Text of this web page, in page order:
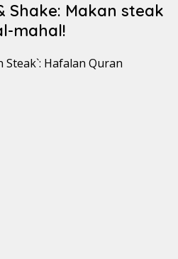
Shake: Makan steak
mahal!